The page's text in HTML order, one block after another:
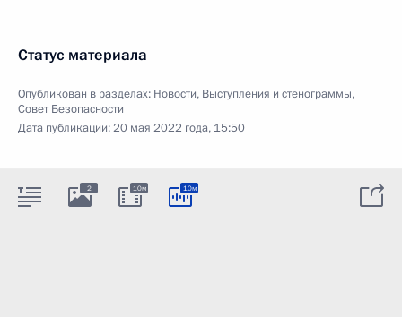
Статус материала
Опубликован в разделах: Новости, Выступления и стенограммы,
Совет Безопасности
Дата публикации:20 мая 2022 года, 15:50
2 10м 10м